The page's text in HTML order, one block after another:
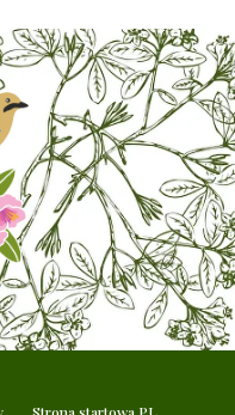
Strona startowa PL